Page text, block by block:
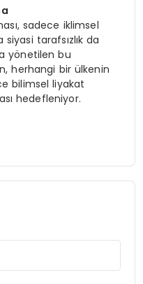
sadece iklimsel
tarafsızlık da
yönetilen bu
herhangi bir ülkenin
bilimsel liyakat
hedefleniyor.